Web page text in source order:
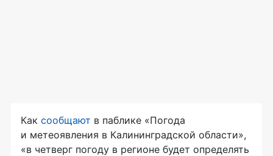
Как сообщают в паблике «Погода
и метеоявления в Калининградской области»,
«в четверг погоду в регионе будет определять